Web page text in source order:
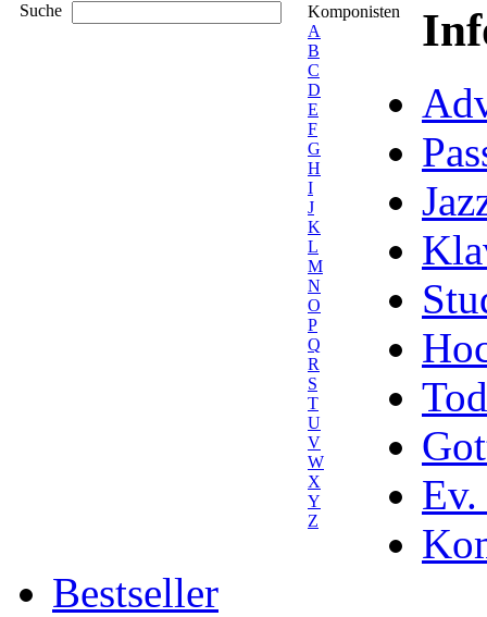
Suche
Komponisten
A
B
C
D
E
F
G
H
I
J
K
L
M
N
O
P
Q
R
S
T
U
V
W
X
Y
Z
Ev.
Bestseller